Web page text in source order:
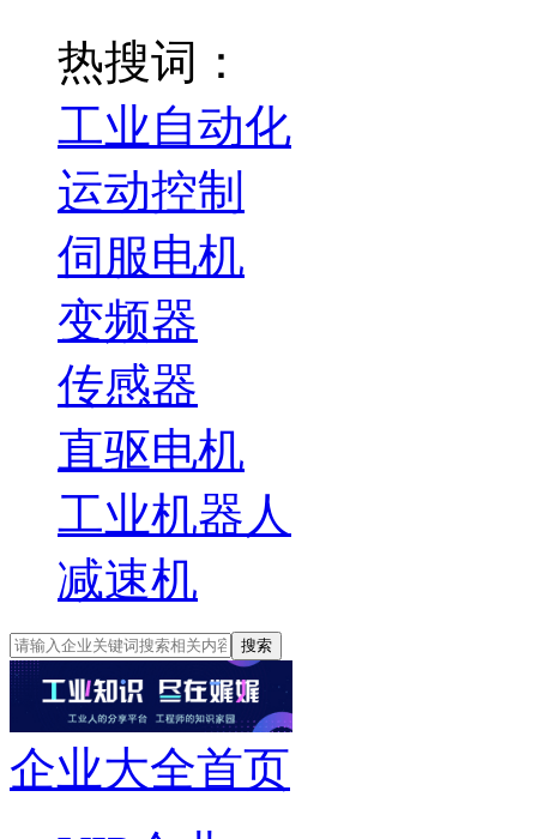
热搜词：
工业自动化
运动控制
伺服电机
变频器
传感器
直驱电机
工业机器人
减速机
搜索
企业大全首页